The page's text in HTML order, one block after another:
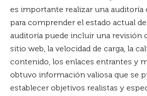
es importante realizar una auditoría
para comprender el estado actual
auditoría puede incluir una revisión
sitio web, la velocidad de carga, la
contenido, los enlaces entrantes y
obtuvo información valiosa que se
establecer objetivos realistas y